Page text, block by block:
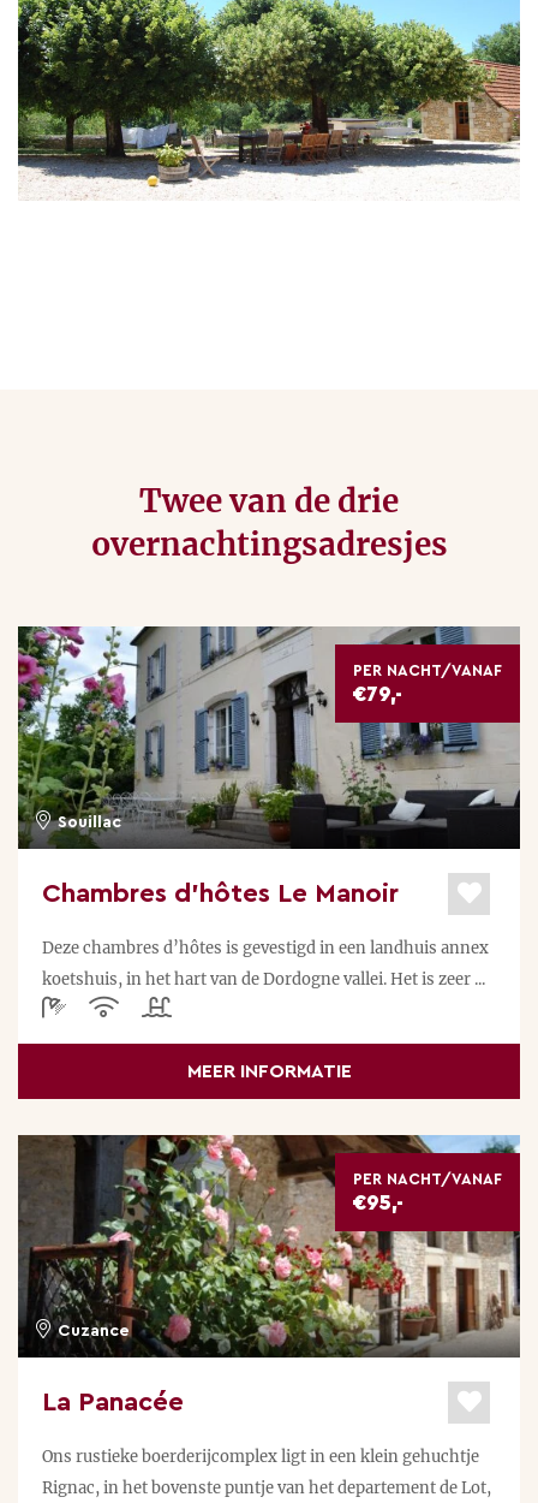
Twee van de drie
overnachtingsadresjes
PER NACHT/VANAF
€79,-
Souillac
Chambres d’hôtes Le Manoir
Deze chambres d’hôtes is gevestigd in een landhuis annex
koetshuis, in het hart van de Dordogne vallei. Het is zeer ...
MEER INFORMATIE
PER NACHT/VANAF
€95,-
Cuzance
La Panacée
Ons rustieke boerderijcomplex ligt in een klein gehuchtje
Rignac, in het bovenste puntje van het departement de Lot,